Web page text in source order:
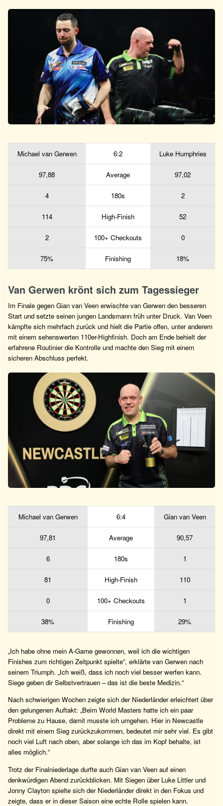
Michael van Gerwen 6:2 Luke Humphries
97,88 Average 97,02
4 180s 2
114 High-Finish 52
2 100+ Checkouts 0
75% Finishing 18%
Van Gerwen krönt sich zum Tagessieger
Im Finale gegen Gian van Veen erwischte van Gerwen den besseren
Start und setzte seinen jungen Landsmann früh unter Druck. Van Veen
kämpfte sich mehrfach zurück und hielt die Partie offen, unter anderem
mit einem sehenswerten 110er-Highfinish. Doch am Ende behielt der
erfahrene Routinier die Kontrolle und machte den Sieg mit einem
sicheren Abschluss perfekt.
Michael van Gerwen 6:4 Gian van Veen
97,81 Average 90,57
6 180s 1
81 High-Finish 110
0 100+ Checkouts 1
38% Finishing 29%
„Ich habe ohne mein A-Game gewonnen, weil ich die wichtigen
Finishes zum richtigen Zeitpunkt spielte“, erklärte van Gerwen nach
seinem Triumph. „Ich weiß, dass ich noch viel besser werfen kann.
Siege geben dir Selbstvertrauen – das ist die beste Medizin.“
Nach schwierigen Wochen zeigte sich der Niederländer erleichtert über
den gelungenen Auftakt: „Beim World Masters hatte ich ein paar
Probleme zu Hause, damit musste ich umgehen. Hier in Newcastle
direkt mit einem Sieg zurückzukommen, bedeutet mir sehr viel. Es gibt
noch viel Luft nach oben, aber solange ich das im Kopf behalte, ist
alles möglich.“
Trotz der Finalniederlage durfte auch Gian van Veen auf einen
denkwürdigen Abend zurückblicken. Mit Siegen über Luke Littler und
Jonny Clayton spielte sich der Niederländer direkt in den Fokus und
zeigte, dass er in dieser Saison eine echte Rolle spielen kann.